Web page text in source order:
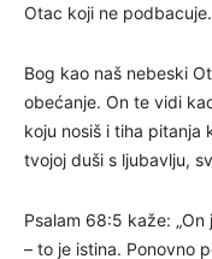
Otac koji ne podbacuje.
Bog kao naš nebeski
obećanje. On te vidi
koju nosiš i tiha pitanja
tvojoj duši s ljubavlju,
Psalam 68:5 kaže:
– to je istina. Ponovno